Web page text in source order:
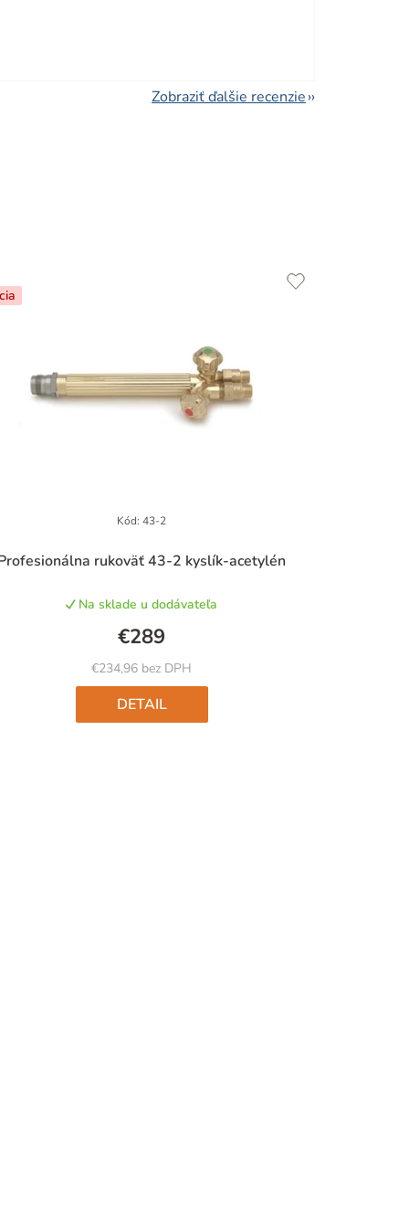
Zobraziť ďalšie recenzie
rukoväť 43-2 kyslík-acetylén
Na sklade u dodávateľa
€234,96 bez DPH
€289
DETAIL
Kód:43-2